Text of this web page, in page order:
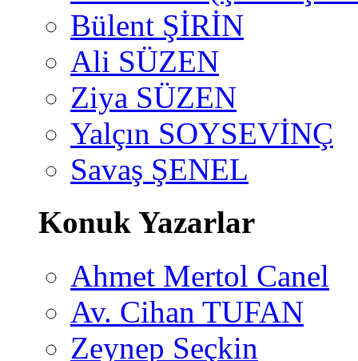
Bülent ŞİRİN
Ali SÜZEN
Ziya SÜZEN
Yalçın SOYSEVİNÇ
Savaş ŞENEL
Konuk Yazarlar
Ahmet Mertol Canel
Av. Cihan TUFAN
Zeynep Seçkin